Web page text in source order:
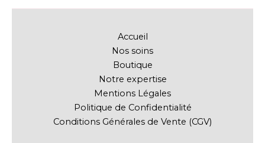
Accueil
Nos soins
Boutique
Notre expertise
Mentions Légales
Politique de Confidentialité
Conditions Générales de Vente (CGV)